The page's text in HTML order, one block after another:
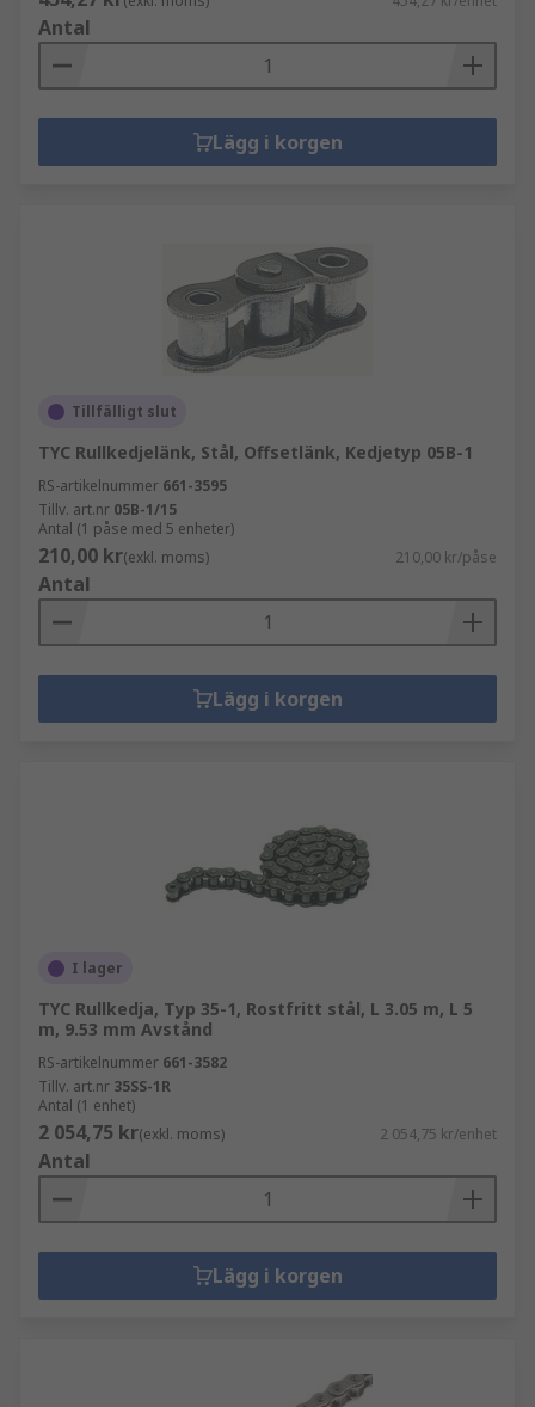
Antal
Lägg i korgen
Tillfälligt slut
TYC Rullkedjelänk, Stål, Offsetlänk, Kedjetyp 05B-1
RS-artikelnummer 661-3595
Tillv. art.nr 05B-1/15
Antal (1 påse med 5 enheter)
210,00 kr(exkl. moms) 210,00 kr/påse
Antal
Lägg i korgen
I lager
TYC Rullkedja, Typ 35-1, Rostfritt stål, L 3.05 m, L 5
m, 9.53 mm Avstånd
RS-artikelnummer 661-3582
Tillv. art.nr 35SS-1R
Antal (1 enhet)
2 054,75 kr(exkl. moms) 2 054,75 kr/enhet
Antal
Lägg i korgen